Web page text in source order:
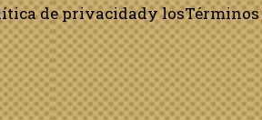
de privacidady los